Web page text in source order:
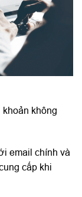
khoản không
email chính và
cấp khi